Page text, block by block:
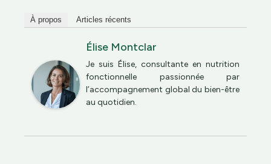
À propos Articles récents
Élise Montclar
Je suis Élise, consultante en nutrition
fonctionnelle passionnée par
l’accompagnement global du bien-être
au quotidien.